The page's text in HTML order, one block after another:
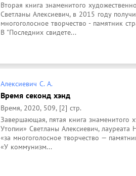
Вторая книга знаменитого
Светланы Алексиевич, в 2015 году
многоголосное творчество - памятник
В "Последних свидете...
Алексиевич С. А.
Время секонд хэнд
Время, 2020, 509, [2] стр.
Завершающая, пятая книга знаменитого
Утопии» Светланы Алексиевич,
«за многоголосное творчество —
«У коммунизм...